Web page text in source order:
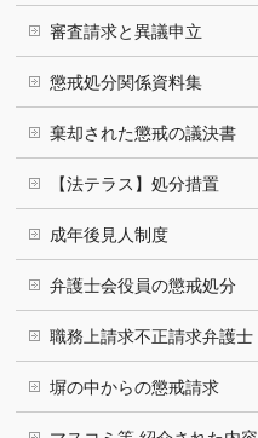
審査請求と異議申立
懲戒処分関係資料集
棄却された懲戒の議決書
【法テラス】処分措置
成年後見人制度
弁護士会役員の懲戒処分
職務上請求不正請求弁護士
塀の中からの懲戒請求